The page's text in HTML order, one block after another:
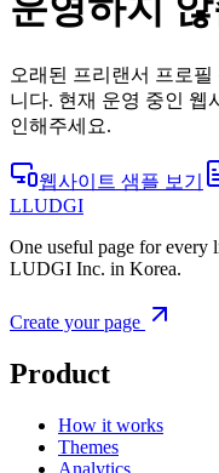
운영하지
오래된 프리랜서 프로
니다. 현재 운영 중인 웹
인해주세요.
웹사이트 샘플 보기
LLUDGI
One useful page for every
LUDGI Inc. in Korea.
Create your page
Product
How it works
Themes
Analytics